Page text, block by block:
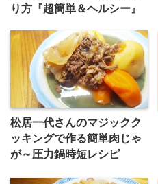
り方『超簡単＆ヘルシー』
松居一代さんのマジックク
ッキングで作る簡単肉じゃ
が～圧力鍋時短レシピ